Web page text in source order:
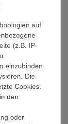
auf
(z.B. IP-
einzubinden
Die
Cookies.
den
oder